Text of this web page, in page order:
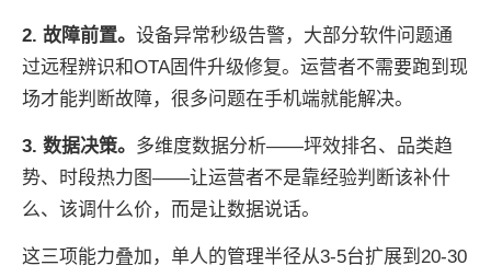
2. 故障前置。 设备异常秒级告警，大部分软件问题通
过远程辨识和OTA固件升级修复。运营者不需要跑到现
场才能判断故障，很多问题在手机端就能解决。
3. 数据决策。 多维度数据分析——坪效排名、品类趋
势、时段热力图——让运营者不是靠经验判断该补什
么、该调什么价，而是让数据说话。
这三项能力叠加，单人的管理半径从3-5台扩展到20-30